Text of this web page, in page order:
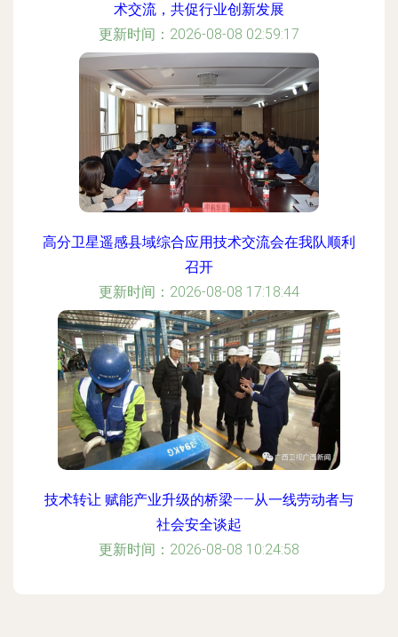
术交流，共促行业创新发展
更新时间：2026-08-08 02:59:17
高分卫星遥感县域综合应用技术交流会在我队顺利
召开
更新时间：2026-08-08 17:18:44
技术转让 赋能产业升级的桥梁——从一线劳动者与
社会安全谈起
更新时间：2026-08-08 10:24:58